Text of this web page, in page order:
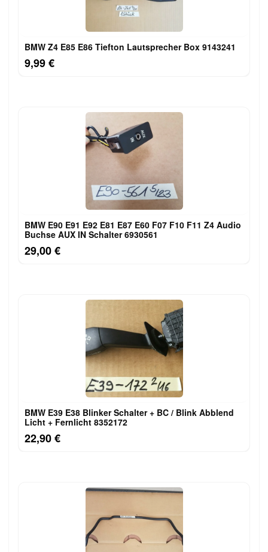
BMW Z4 E85 E86 Tiefton Lautsprecher Box 9143241
9,99 €
BMW E90 E91 E92 E81 E87 E60 F07 F10 F11 Z4 Audio
Buchse AUX IN Schalter 6930561
29,00 €
BMW E39 E38 Blinker Schalter + BC / Blink Abblend
Licht + Fernlicht 8352172
22,90 €